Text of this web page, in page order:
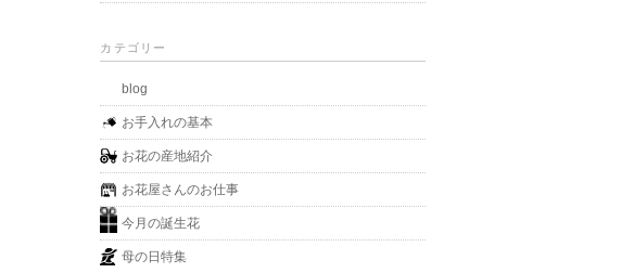
カテゴリー
blog
お手入れの基本
お花の産地紹介
お花屋さんのお仕事
今月の誕生花
母の日特集